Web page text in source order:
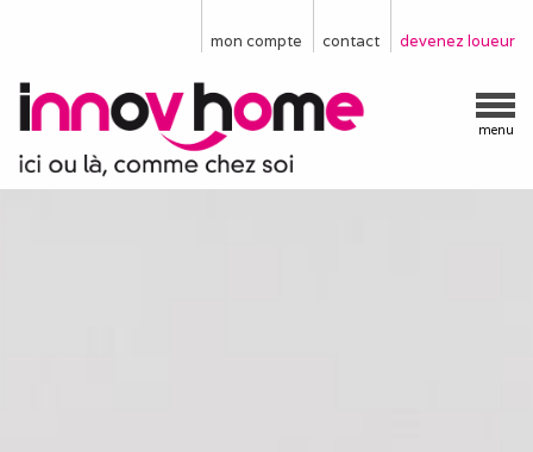
devenez loueur
contact
mon compte
menu